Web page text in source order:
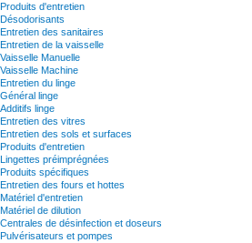
Produits d'entretien
Désodorisants
Entretien des sanitaires
Entretien de la vaisselle
Vaisselle Manuelle
Vaisselle Machine
Entretien du linge
Général linge
Additifs linge
Entretien des vitres
Entretien des sols et surfaces
Produits d'entretien
Lingettes préimprégnées
Produits spécifiques
Entretien des fours et hottes
Matériel d'entretien
Matériel de dilution
Centrales de désinfection et doseurs
Pulvérisateurs et pompes